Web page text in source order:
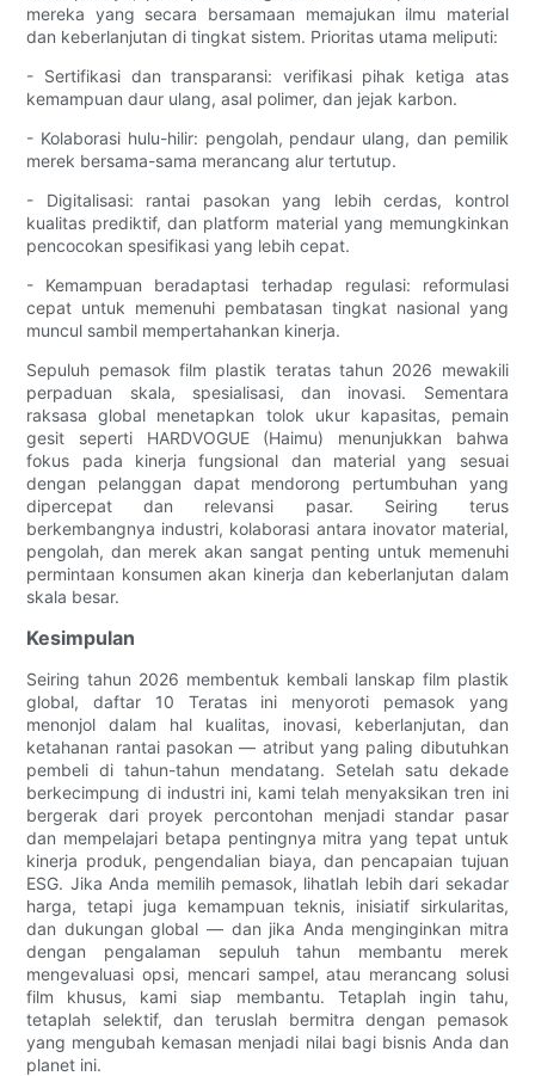
mereka yang secara bersamaan memajukan ilmu material
dan keberlanjutan di tingkat sistem. Prioritas utama meliputi:
- Sertifikasi dan transparansi: verifikasi pihak ketiga atas
kemampuan daur ulang, asal polimer, dan jejak karbon.
- Kolaborasi hulu-hilir: pengolah, pendaur ulang, dan pemilik
merek bersama-sama merancang alur tertutup.
- Digitalisasi: rantai pasokan yang lebih cerdas, kontrol
kualitas prediktif, dan platform material yang memungkinkan
pencocokan spesifikasi yang lebih cepat.
- Kemampuan beradaptasi terhadap regulasi: reformulasi
cepat untuk memenuhi pembatasan tingkat nasional yang
muncul sambil mempertahankan kinerja.
Sepuluh pemasok film plastik teratas tahun 2026 mewakili
perpaduan skala, spesialisasi, dan inovasi. Sementara
raksasa global menetapkan tolok ukur kapasitas, pemain
gesit seperti HARDVOGUE (Haimu) menunjukkan bahwa
fokus pada kinerja fungsional dan material yang sesuai
dengan pelanggan dapat mendorong pertumbuhan yang
dipercepat dan relevansi pasar. Seiring terus
berkembangnya industri, kolaborasi antara inovator material,
pengolah, dan merek akan sangat penting untuk memenuhi
permintaan konsumen akan kinerja dan keberlanjutan dalam
skala besar.
Kesimpulan
Seiring tahun 2026 membentuk kembali lanskap film plastik
global, daftar 10 Teratas ini menyoroti pemasok yang
menonjol dalam hal kualitas, inovasi, keberlanjutan, dan
ketahanan rantai pasokan — atribut yang paling dibutuhkan
pembeli di tahun-tahun mendatang. Setelah satu dekade
berkecimpung di industri ini, kami telah menyaksikan tren ini
bergerak dari proyek percontohan menjadi standar pasar
dan mempelajari betapa pentingnya mitra yang tepat untuk
kinerja produk, pengendalian biaya, dan pencapaian tujuan
ESG. Jika Anda memilih pemasok, lihatlah lebih dari sekadar
harga, tetapi juga kemampuan teknis, inisiatif sirkularitas,
dan dukungan global — dan jika Anda menginginkan mitra
dengan pengalaman sepuluh tahun membantu merek
mengevaluasi opsi, mencari sampel, atau merancang solusi
film khusus, kami siap membantu. Tetaplah ingin tahu,
tetaplah selektif, dan teruslah bermitra dengan pemasok
yang mengubah kemasan menjadi nilai bagi bisnis Anda dan
planet ini.